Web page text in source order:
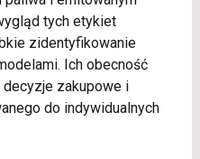
tych etykiet
zidentyfikowanie
Ich obecność
zakupowe i
do indywidualnych